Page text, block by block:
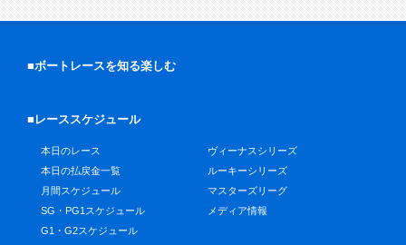
■ボートレースを知る楽しむ
■レーススケジュール
本日のレース
本日の払戻金一覧
月間スケジュール
SG・PG1スケジュール
G1・G2スケジュール
ヴィーナスシリーズ
ルーキーシリーズ
マスターズリーグ
メディア情報